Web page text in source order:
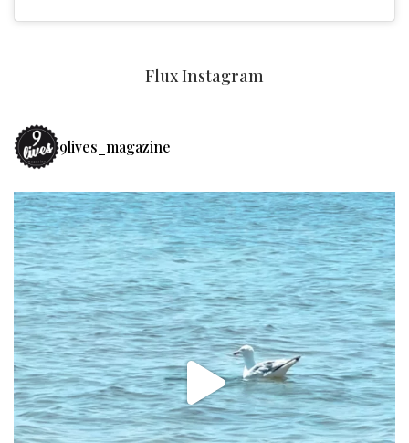
Flux Instagram
9lives_magazine